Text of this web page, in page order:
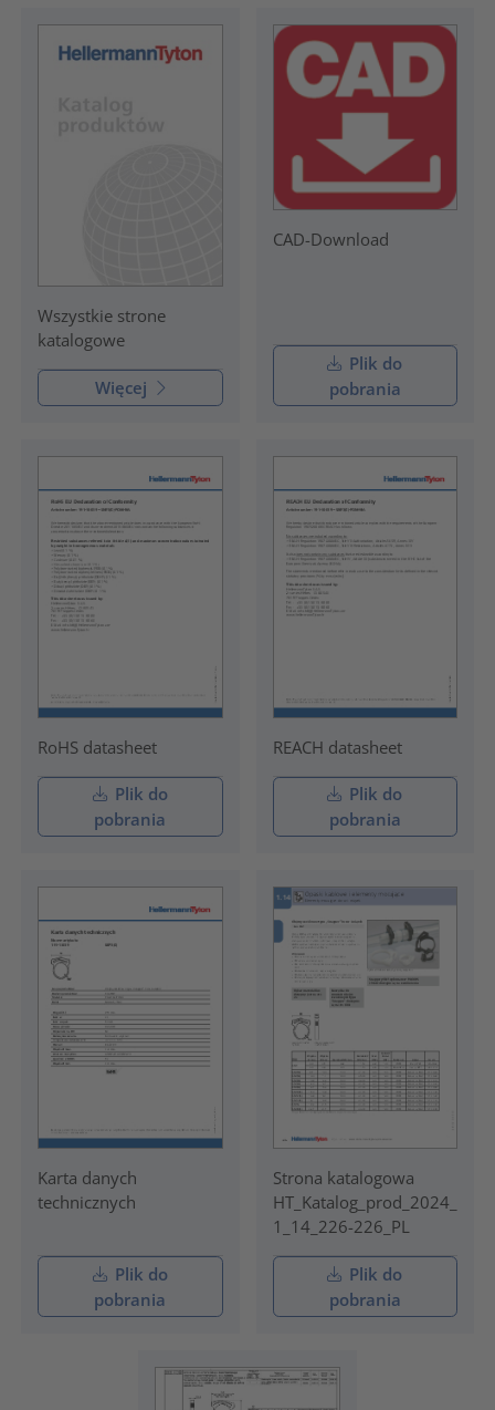
Wszystkie strone
katalogowe
Więcej
CAD-Download
Plik do
pobrania
RoHS datasheet
Plik do
pobrania
REACH datasheet
Plik do
pobrania
Karta danych
technicznych
Plik do
pobrania
Strona katalogowa
HT_Katalog_prod_2024_
1_14_226-226_PL
Plik do
pobrania